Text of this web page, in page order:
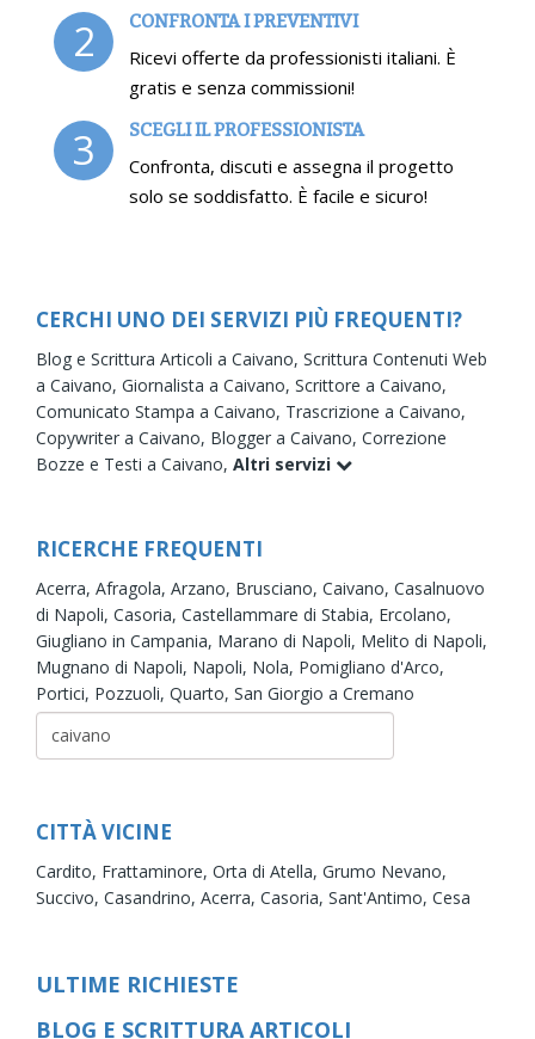
2 CONFRONTA I PREVENTIVI
Ricevi offerte da professionisti italiani. È
gratis e senza commissioni!
3 SCEGLI IL PROFESSIONISTA
Confronta, discuti e assegna il progetto
solo se soddisfatto. È facile e sicuro!
CERCHI UNO DEI SERVIZI PIÙ FREQUENTI?
Blog e Scrittura Articoli a Caivano, Scrittura Contenuti Web
a Caivano, Giornalista a Caivano, Scrittore a Caivano,
Comunicato Stampa a Caivano, Trascrizione a Caivano,
Copywriter a Caivano, Blogger a Caivano, Correzione
Bozze e Testi a Caivano, Altri servizi
RICERCHE FREQUENTI
Acerra, Afragola, Arzano, Brusciano, Caivano, Casalnuovo
di Napoli, Casoria, Castellammare di Stabia, Ercolano,
Giugliano in Campania, Marano di Napoli, Melito di Napoli,
Mugnano di Napoli, Napoli, Nola, Pomigliano d'Arco,
Portici, Pozzuoli, Quarto, San Giorgio a Cremano
CITTÀ VICINE
Cardito, Frattaminore, Orta di Atella, Grumo Nevano,
Succivo, Casandrino, Acerra, Casoria, Sant'Antimo, Cesa
ULTIME RICHIESTE
BLOG E SCRITTURA ARTICOLI